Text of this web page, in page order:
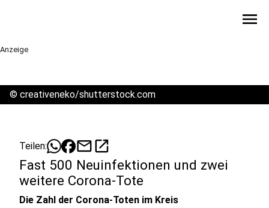
menu
Anzeige
© creativeneko/shutterstock.com
Teilen: mailopen_in_new
Fast 500 Neuinfektionen und zwei
weitere Corona-Tote
Die Zahl der Corona-Toten im Kreis